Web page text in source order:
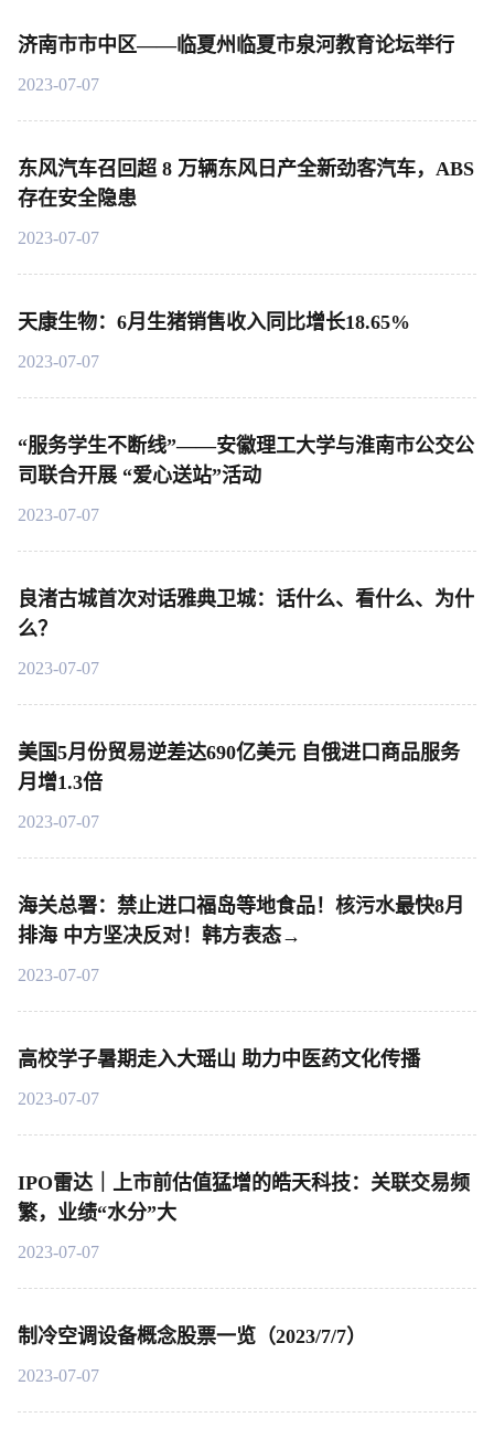
济南市市中区——临夏州临夏市泉河教育论坛举行
2023-07-07
东风汽车召回超 8 万辆东风日产全新劲客汽车，ABS
存在安全隐患
2023-07-07
天康生物：6月生猪销售收入同比增长18.65%
2023-07-07
“服务学生不断线”——安徽理工大学与淮南市公交公
司联合开展 “爱心送站”活动
2023-07-07
良渚古城首次对话雅典卫城：话什么、看什么、为什
么？
2023-07-07
美国5月份贸易逆差达690亿美元 自俄进口商品服务
月增1.3倍
2023-07-07
海关总署：禁止进口福岛等地食品！核污水最快8月
排海 中方坚决反对！韩方表态→
2023-07-07
高校学子暑期走入大瑶山 助力中医药文化传播
2023-07-07
IPO雷达｜上市前估值猛增的皓天科技：关联交易频
繁，业绩“水分”大
2023-07-07
制冷空调设备概念股票一览（2023/7/7）
2023-07-07